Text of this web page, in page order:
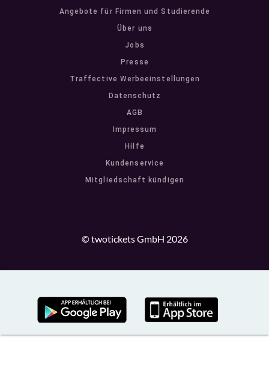
Angebote für Firmen und Studierende
Über uns
Jobs
Presse
Traffective Werbeeinstellungen
Datenschutz
AGB
Impressum
Hilfe
Kundenservice
Mitgliedschaft kündigen
© twotickets GmbH 2026